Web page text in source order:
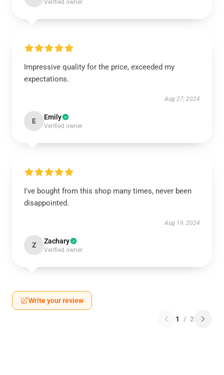
Verified owner
Impressive quality for the price, exceeded my
expectations.
Aug 27, 2024
E Emily
Verified owner
I've bought from this shop many times, never been
disappointed.
Aug 19, 2024
Z Zachary
Verified owner
Write your review
1 / 2